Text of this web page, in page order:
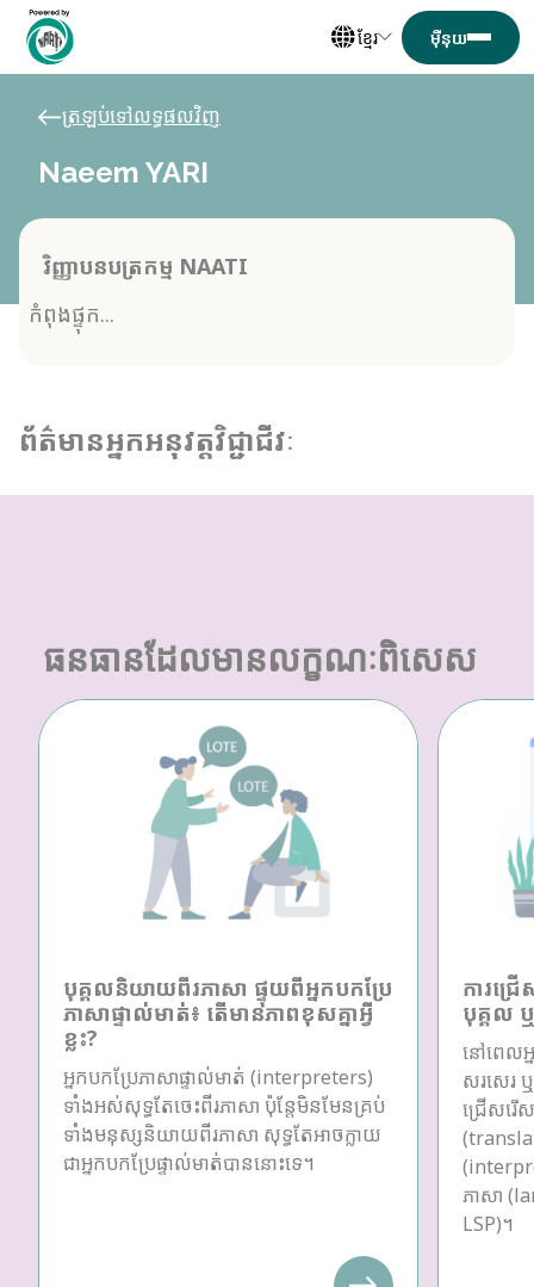
ខ្មែរ
ត្រឡប់ទៅលទ្ធផលវិញ
Naeem YARI
វិញ្ញាបនបត្រកម្ម NAATI
កំពុងផ្ទុក...
ព័ត៌មានអ្នកអនុវត្តវិជ្ជាជីវៈ
ធនធានដែលមានលក្ខណៈពិសេស
បុគ្គលនិយាយពីរភាសា ផ្ទុយពីអ្នកបកប្រែ
ភាសាផ្ទាល់មាត់៖ តើមានភាពខុសគ្នាអ្វី
ខ្លះ?
អ្នកបកប្រែភាសាផ្ទាល់មាត់ (interpreters)
ទាំងអស់សុទ្ធតែចេះពីរភាសា ប៉ុន្តែមិនមែនគ្រប់
ទាំងមនុស្សនិយាយពីរភាសា សុទ្ធតែអាចក្លាយ
ជាអ្នកបកប្រែផ្ទាល់មាត់បាននោះទេ។
ការជ្រ
បុគ្គល ឬ
នៅពេលអ្
សរសេរ ឬ
ជ្រើសរើ
ភាសា
LSP)។